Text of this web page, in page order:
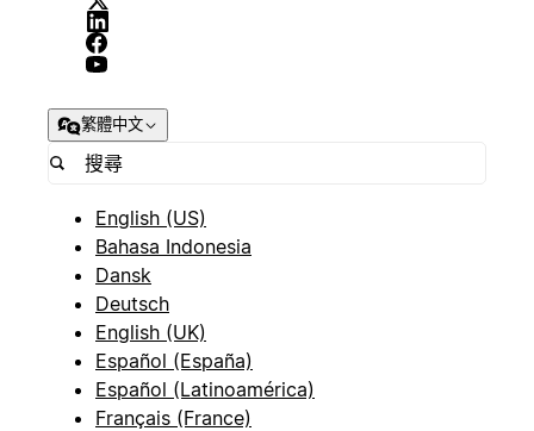
繁體中文
English (US)
Bahasa Indonesia
Dansk
Deutsch
English (UK)
Español (España)
Español (Latinoamérica)
Français (France)